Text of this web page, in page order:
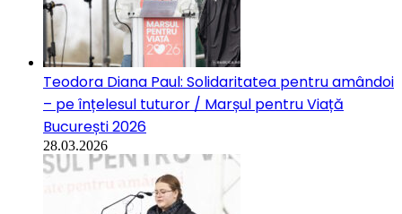
Teodora Diana Paul: Solidaritatea pentru amândoi
– pe înțelesul tuturor / Marșul pentru Viață
București 2026
28.03.2026